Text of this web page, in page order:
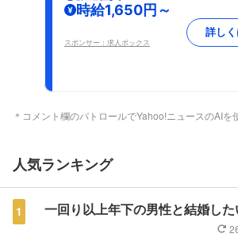
時給1,650円～
スポンサー：求人ボックス
詳し
＊コメント欄のパトロールでYahoo!ニュースのAIを
人気ランキング
1 一回り以上年下の男性と結婚した